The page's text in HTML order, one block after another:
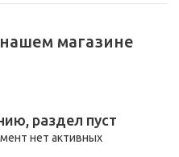
магазине
раздел пуст
нет активных